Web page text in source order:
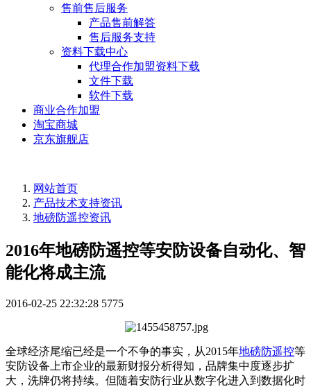
售前售后服务
产品售前解答
售后服务支持
资料下载中心
代理合作加盟资料下载
文件下载
软件下载
商业合作加盟
淘宝商城
京东旗舰店
网站首页
产品技术支持资讯
地磅防遥控资讯
2016年地磅防遥控等安防设备自动化、智
能化将成主流
2016-02-25 22:32:28 5775
全球经济尾缩已经是一个不争的事实，从2015年地磅防遥控等
安防设备上市企业的最新财报分析得知，品牌集中度逐步扩
大，洗牌仍将持续。但随着安防行业从数字化进入到数据化时